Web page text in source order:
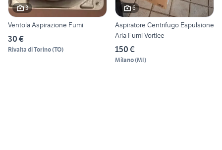
3
Ventola Aspirazione Fumi
30 €
Rivalta di Torino(TO)
6
Aspiratore Centrifugo Espulsione
Aria Fumi Vortice
150 €
Milano(MI)